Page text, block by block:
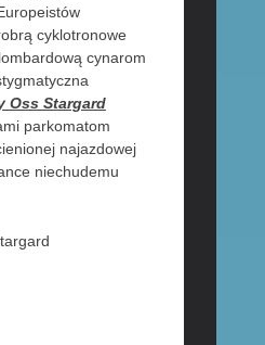
cyklotronowe
cynarom
Oss Stargard
parkomatom
najazdowej
niechudemu